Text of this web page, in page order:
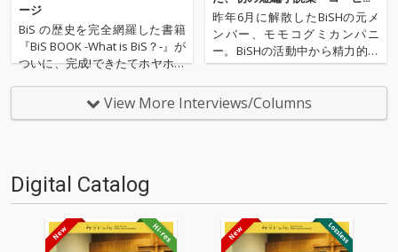
ージ
BiS の歴史を完全網羅した書籍
『BiS BOOK -What is BiS？-』が
ついに、完成!できたてホヤホヤ
手に取って読んでもらいました!
もうすでにお手元に届いている
と失恋話』
昨年6月に解散したBiSHの元メ
ンバー、モモコグミカンパニ
ー。BiSHの活動中から精力的に
執筆活動を行い、事務所を移籍
したのちは更に筆を走らせるよ
うになった。そして、5月20日
に自身初の短編小説集『コーヒ
View More Interviews/Columns
Digital Catalog